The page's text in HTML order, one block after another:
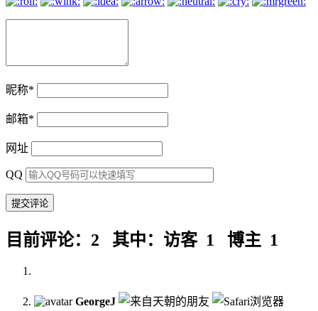
昵称*
邮箱*
网址
QQ
目前评论：2 其中：访客 1 博主 1
GeorgeJ